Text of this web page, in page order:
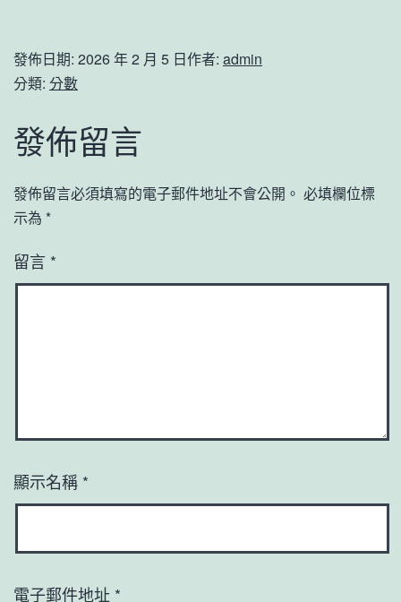
發佈日期: 2026 年 2 月 5 日作者: admin
分類: 分數
發佈留言
發佈留言必須填寫的電子郵件地址不會公開。 必填欄位標
示為 *
留言 *
顯示名稱 *
電子郵件地址 *